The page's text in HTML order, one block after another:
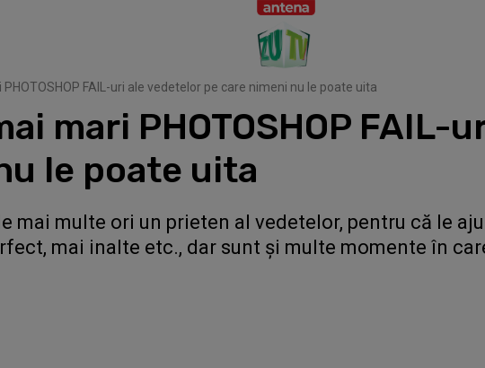
FAIL-uri ale vedetelor pe care nimeni nu le poate uita
mari PHOTOSHOP
le poate uita
mai multe ori un prieten al vedetelor, pentru că le
mai inalte etc., dar sunt și multe momente în